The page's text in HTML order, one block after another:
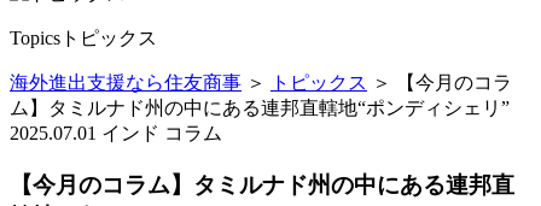
Topics トピックス
海外進出支援なら住友商事 ＞ トピックス ＞
【今月のコラ
ム】タミルナド州の中にある連邦直轄地“ポンディシェリ”
2025.07.01 インド コラム
【今月のコラム】タミルナド州の中にある連邦直